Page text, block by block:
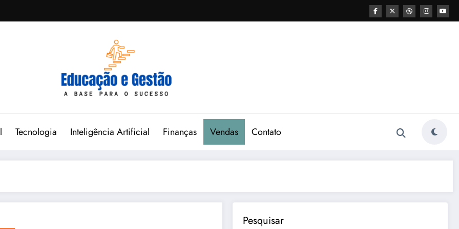
Tecnologia Inteligência Artificial Finanças Vendas Contato
Pesquisar